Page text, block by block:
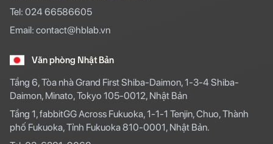
Tel: 024 66586605
Email: contact@hblab.vn
Văn phòng Nhật Bản
Tầng 6, Tòa nhà Grand First Shiba-Daimon, 1-3-4 Shiba-
Daimon, Minato, Tokyo 105-0012, Nhật Bản
Tầng 1, fabbitGG Across Fukuoka, 1-1-1 Tenjin, Chuo, Thành
phố Fukuoka, Tỉnh Fukuoka 810-0001, Nhật Bản.